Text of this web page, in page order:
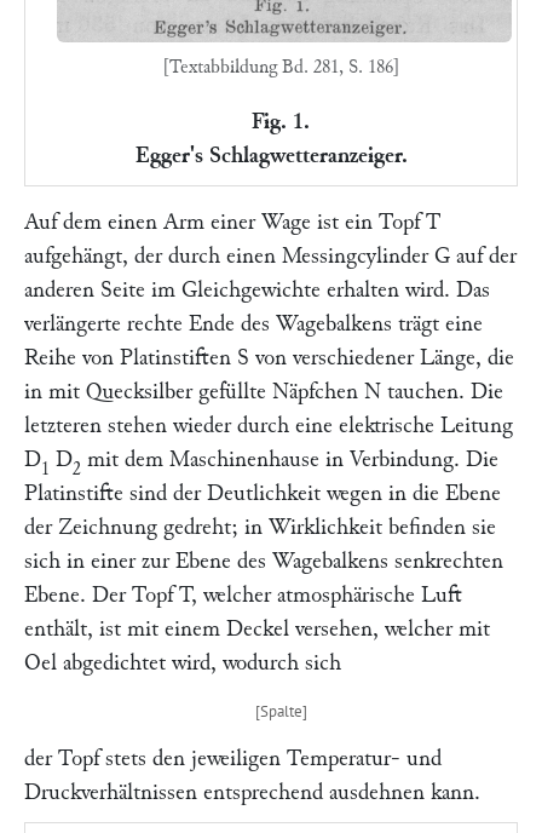
[Textabbildung Bd. 281, S. 186]
Fig. 1.
Egger's Schlagwetteranzeiger.
Auf dem einen Arm einer Wage ist ein TopfT
aufgehängt, der durch einen Messingcylinder G auf der
anderen Seite im Gleichgewichte erhalten wird. Das
verlängerte rechte Ende des Wagebalkens trägt eine
Reihe von Platinstiften S von verschiedener Länge, die
in mit Quecksilber gefüllte Näpfchen N tauchen. Die
letzteren stehen wieder durch eine elektrische Leitung
D1 D2 mit dem Maschinenhause in Verbindung. Die
Platinstifte sind der Deutlichkeit wegen in die Ebene
der Zeichnung gedreht; in Wirklichkeit befinden sie
sich in einer zur Ebene des Wagebalkens senkrechten
Ebene. Der TopfT, welcher atmosphärische Luft
enthält, ist mit einem Deckel versehen, welcher mit
Oel abgedichtet wird, wodurch sich
der Topf stets den jeweiligen Temperatur- und
Druckverhältnissen entsprechend ausdehnen kann.